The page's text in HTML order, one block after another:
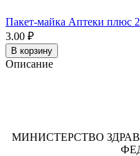
Пакет-майка Аптеки плюс
3.00 ₽
В корзину
Описание
МИНИСТЕРСТВО